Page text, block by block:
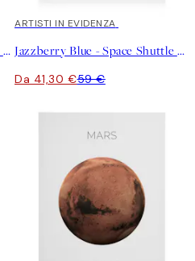
Jazzberry Blue - Space Shuttle No2 Stampa su Tela
30%*
ARTISTI IN EVIDENZA
Jazzberry Blue - Space Shuttle No1 Stampa su Tela
Da 41,30 €59 €